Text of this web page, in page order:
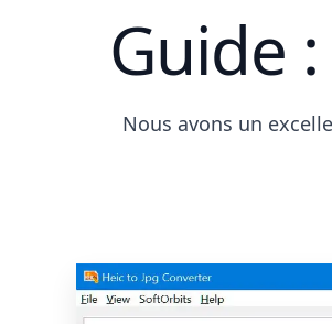
Guide
Nous avons un